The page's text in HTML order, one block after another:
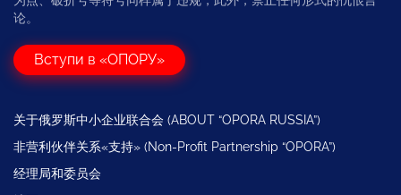
论。
Вступи в «ОПОРУ»
关于俄罗斯中小企业联合会 (ABOUT “OPORA RUSSIA”)
非营利伙伴关系«支持» (Non-Profit Partnership “OPORA”)
经理局和委员会